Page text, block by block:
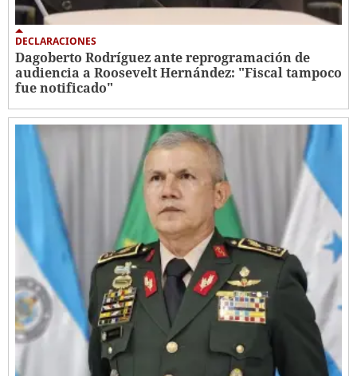
DECLARACIONES
Dagoberto Rodríguez ante reprogramación de
audiencia a Roosevelt Hernández: "Fiscal tampoco
fue notificado"